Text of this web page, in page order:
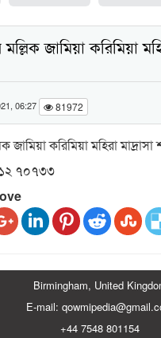
জামিয়া করিমিয়া
06:27 81972
করিমিয়া মহিরা
৭০৭৩৩
Birmingham, United
E-mail:
+44 7548 801154